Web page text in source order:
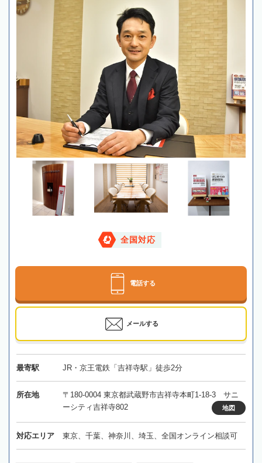
全国対応
電話する
メールする
最寄駅 JR・京王電鉄「吉祥寺駅」徒歩2分
所在地
〒180-0004 東京都武蔵野市吉祥寺本町1-18-3 サニ
ーシティ吉祥寺802
地図
対応エリア 東京、千葉、神奈川、埼玉、全国オンライン相談可